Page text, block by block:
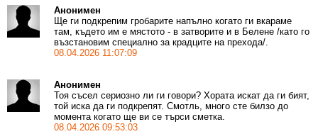
Анонимен
Ще ги подкрепим гробарите напълно когато ги вкараме
там, където им е мястото - в затворите и в Белене /като го
възстановим специално за крадците на прехода/.
08.04.2026 11:07:09
Анонимен
Тоя съсел сериозно ли ги говори? Хората искат да ги бият,
той иска да ги подкрепят. Смотль, много сте билзо до
момента когато ще ви се търси сметка.
08.04.2026 09:53:03